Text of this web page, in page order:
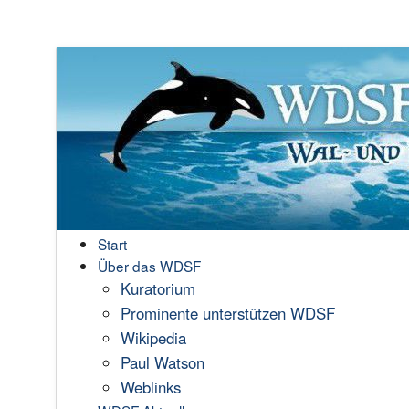
Start
Über das WDSF
Kuratorium
Prominente unterstützen WDSF
Wikipedia
Paul Watson
Weblinks